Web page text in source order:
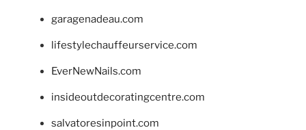
garagenadeau.com
lifestylechauffeurservice.com
EverNewNails.com
insideoutdecoratingcentre.com
salvatoresinpoint.com